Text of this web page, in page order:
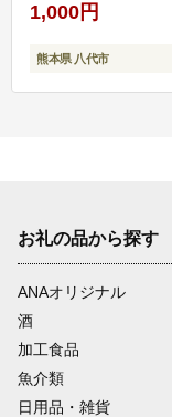
1,000円
熊本県 八代市
お礼の品から探す
ANAオリジナル
酒
加工食品
魚介類
日用品・雑貨